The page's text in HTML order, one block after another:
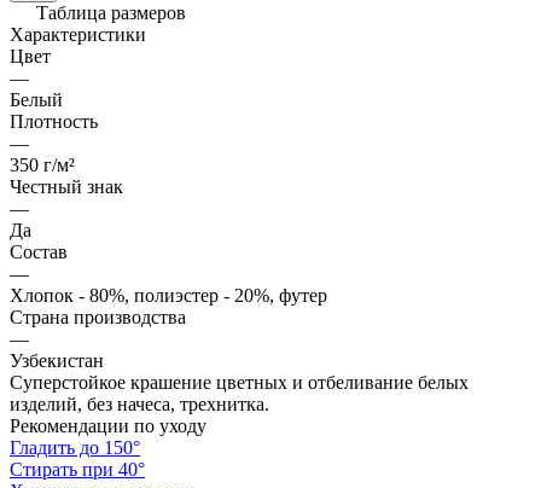
Таблица размеров
Характеристики
Цвет
—
Белый
Плотность
—
350 г/м²
Честный знак
—
Да
Состав
—
Хлопок - 80%, полиэстер - 20%, футер
Страна производства
—
Узбекистан
Суперстойкое крашение цветных и отбеливание белых
изделий, без начеса, трехнитка.
Рекомендации по уходу
Гладить до 150°
Стирать при 40°